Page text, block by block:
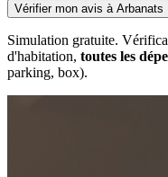
Vérifier mon avis à Arbanats
Simulation gratuite.
d'habitation, toutes les
parking, box).